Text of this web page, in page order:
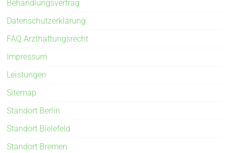
Behandlungsvertrag
Datenschutzerklärung
FAQ Arzthaftungsrecht
Impressum
Leistungen
Sitemap
Standort Berlin
Standort Bielefeld
Standort Bremen